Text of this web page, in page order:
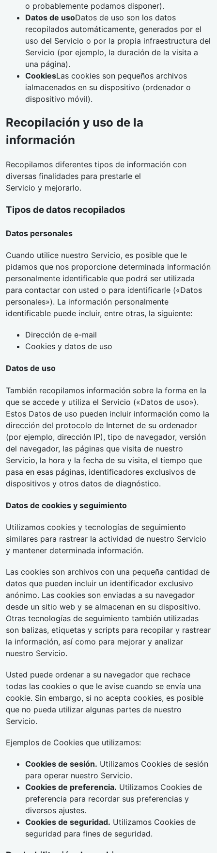
o probablemente podamos disponer).
Datos de usoDatos de uso son los datos
recopilados automáticamente, generados por el
uso del Servicio o por la propia infraestructura del
Servicio (por ejemplo, la duración de la visita a
una página).
CookiesLas cookies son pequeños archivos
ialmacenados en su dispositivo (ordenador o
dispositivo móvil).
Recopilación y uso de la
información
Recopilamos diferentes tipos de información con
diversas finalidades para prestarle el
Servicio y mejorarlo.
Tipos de datos recopilados
Datos personales
Cuando utilice nuestro Servicio, es posible que le
pidamos que nos proporcione determinada información
personalmente identificable que podrá ser utilizada
para contactar con usted o para identificarle («Datos
personales»). La información personalmente
identificable puede incluir, entre otras, la siguiente:
Dirección de e-mail
Cookies y datos de uso
Datos de uso
También recopilamos información sobre la forma en la
que se accede y utiliza el Servicio («Datos de uso»).
Estos Datos de uso pueden incluir información como la
dirección del protocolo de Internet de su ordenador
(por ejemplo, dirección IP), tipo de navegador, versión
del navegador, las páginas que visita de nuestro
Servicio, la hora y la fecha de su visita, el tiempo que
pasa en esas páginas, identificadores exclusivos de
dispositivos y otros datos de diagnóstico.
Datos de cookies y seguimiento
Utilizamos cookies y tecnologías de seguimiento
similares para rastrear la actividad de nuestro Servicio
y mantener determinada información.
Las cookies son archivos con una pequeña cantidad de
datos que pueden incluir un identificador exclusivo
anónimo. Las cookies son enviadas a su navegador
desde un sitio web y se almacenan en su dispositivo.
Otras tecnologías de seguimiento también utilizadas
son balizas, etiquetas y scripts para recopilar y rastrear
la información, así como para mejorar y analizar
nuestro Servicio.
Usted puede ordenar a su navegador que rechace
todas las cookies o que le avise cuando se envía una
cookie. Sin embargo, si no acepta cookies, es posible
que no pueda utilizar algunas partes de nuestro
Servicio.
Ejemplos de Cookies que utilizamos:
Cookies de sesión. Utilizamos Cookies de sesión
para operar nuestro Servicio.
Cookies de preferencia. Utilizamos Cookies de
preferencia para recordar sus preferencias y
diversos ajustes.
Cookies de seguridad. Utilizamos Cookies de
seguridad para fines de seguridad.